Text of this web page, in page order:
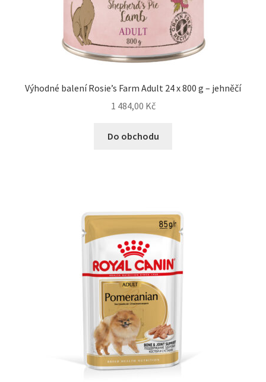
Výhodné balení Rosie’s Farm Adult 24 x 800 g – jehněčí
1 484,00 Kč
Do obchodu